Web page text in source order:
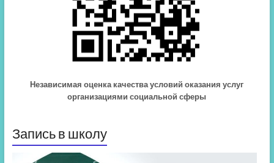
Независимая оценка качества условий оказания услуг
организациями социальной сферы
Запись в школу